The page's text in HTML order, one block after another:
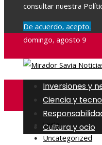
consultar nuestra
De acuerdo, acepto.
domingo, agosto 9
Inversiones y
Ciencia y
Cultura y ocio
Inicio
Uncategorized